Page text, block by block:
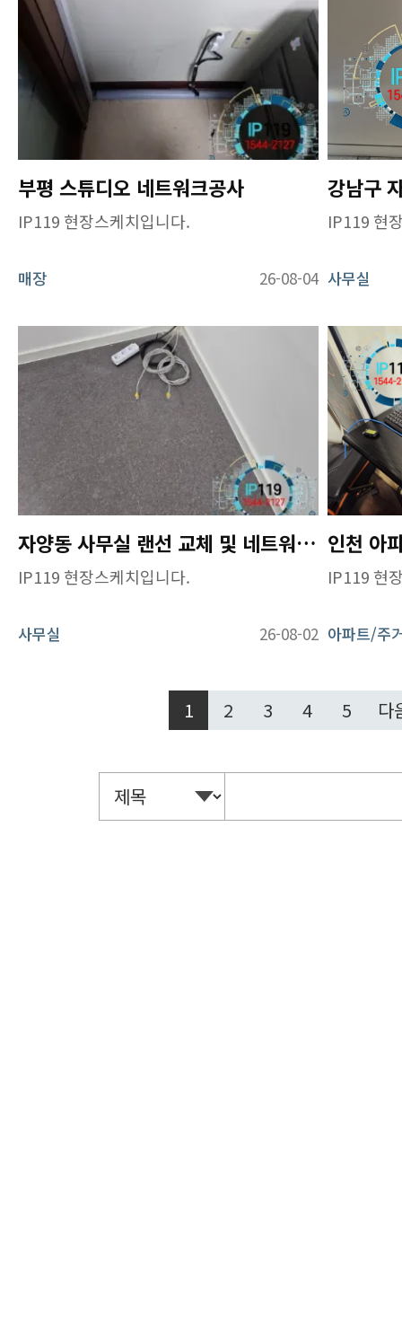
부평 스튜디오 네트워크공사
IP119 현장스케치입니다.
매장 26-08-04
IP119 현
사무실
자양동 사무실 랜선 교체 및 네트워크 개선
IP119 현장스케치입니다.
사무실 26-08-02
IP119 현
아파트/주
1 2 3 4 5 다